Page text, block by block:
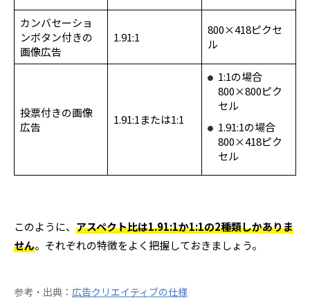
カンバセーショ
ンボタン付きの
画像広告
1.91:1
800×418ピクセ
ル
投票付きの画像
広告
1.91:1または1:1
1:1の場合
800×800ピク
セル
1.91:1の場合
800×418ピク
セル
このように、 アスペクト比は1.91:1か1:1の2種類しかありま
せん。それぞれの特徴をよく把握しておきましょう。
参考・出典： 広告クリエイティブの仕様